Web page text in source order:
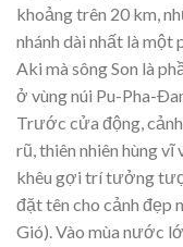
khoảng trên 20 km,
nhánh dài nhất là một
Aki mà sông Son là
ở vùng núi Pu-Pha-
Trước cửa động,
rũ, thiên nhiên hùng vĩ
khêu gợi trí tưởng
đặt tên cho cảnh đẹp
Gió). Vào mùa nước